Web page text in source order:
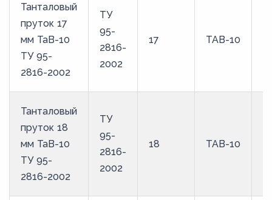
Танталовый
пруток 17
мм ТаВ-10
ТУ 95-
2816-2002
ТУ
95-
2816-
2002
17 ТАВ-10
Танталовый
пруток 18
мм ТаВ-10
ТУ 95-
2816-2002
ТУ
95-
2816-
2002
18 ТАВ-10